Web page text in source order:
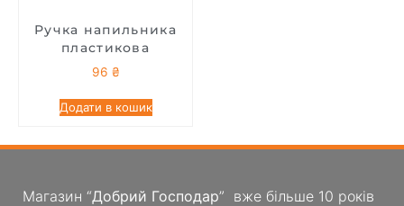
Ручка напильника
пластикова
96 ₴
Додати в кошик
Магазин “Добрий Господар” вже більше 10 років